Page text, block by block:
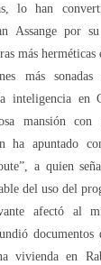
lo han
Assange por
más herméticas
más
inteligencia en
mansión
ha apuntado
a quien
del uso del
afectó al
documentos
vivienda en